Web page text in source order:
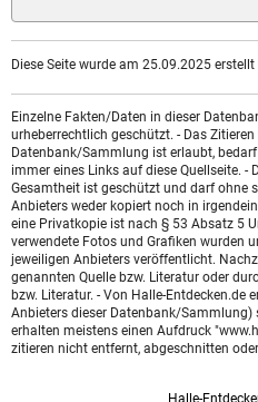
Diese Seite wurde am 25.09.2025
Einzelne Fakten/Daten in dieser
urheberrechtlich geschützt. - Das
Datenbank/Sammlung ist erlaubt,
immer eines Links auf diese Quellseite.
Gesamtheit ist geschützt und darf ohne
Anbieters weder kopiert noch in
eine Privatkopie ist nach § 53 Absatz 5
verwendete Fotos und Grafiken wurden
jeweiligen Anbieters veröffentlicht.
genannten Quelle bzw. Literatur oder
bzw. Literatur. - Von Halle-Entdecken.de
Anbieters dieser Datenbank/
erhalten meistens einen Aufdruck
zitieren nicht entfernt, abgeschnitten
Halle-